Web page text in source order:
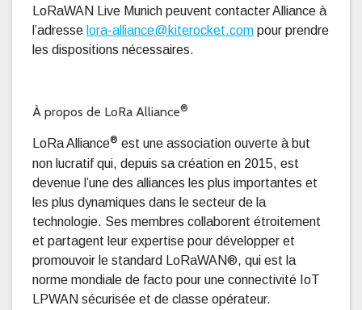
LoRaWAN Live Munich peuvent contacter Alliance à
l’adresse lora-alliance@kiterocket.com pour prendre
les dispositions nécessaires.
À propos de LoRa Alliance®
LoRa Alliance® est une association ouverte à but
non lucratif qui, depuis sa création en 2015, est
devenue l’une des alliances les plus importantes et
les plus dynamiques dans le secteur de la
technologie. Ses membres collaborent étroitement
et partagent leur expertise pour développer et
promouvoir le standard LoRaWAN®, qui est la
norme mondiale de facto pour une connectivité IoT
LPWAN sécurisée et de classe opérateur.